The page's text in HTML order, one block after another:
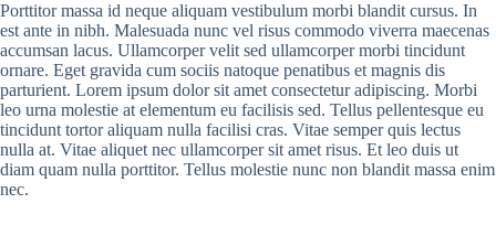
Porttitor massa id neque aliquam vestibulum morbi blandit cursus. In
est ante in nibh. Malesuada nunc vel risus commodo viverra maecenas
accumsan lacus. Ullamcorper velit sed ullamcorper morbi tincidunt
ornare. Eget gravida cum sociis natoque penatibus et magnis dis
parturient. Lorem ipsum dolor sit amet consectetur adipiscing. Morbi
leo urna molestie at elementum eu facilisis sed. Tellus pellentesque eu
tincidunt tortor aliquam nulla facilisi cras. Vitae semper quis lectus
nulla at. Vitae aliquet nec ullamcorper sit amet risus. Et leo duis ut
diam quam nulla porttitor. Tellus molestie nunc non blandit massa enim
nec.